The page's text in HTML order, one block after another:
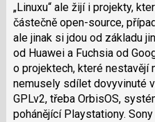
„Linuxu“ ale žijí i projekty,
částečně open-source,
ale jinak si jdou od základu
od Huawei a Fuchsia od
o projektech, které nestavějí
nemusely sdílet dovyvinuté
GPLv2, třeba OrbisOS,
pohánějící Playstationy.